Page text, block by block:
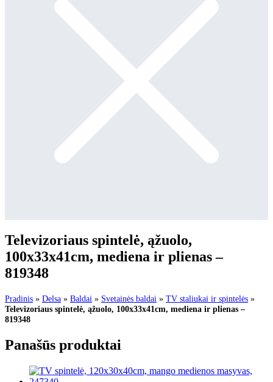
Televizoriaus spintelė, ąžuolo,
100x33x41cm, mediena ir plienas –
819348
Pradinis » Delsa » Baldai » Svetainės baldai » TV staliukai ir spintelės »
Televizoriaus spintelė, ąžuolo, 100x33x41cm, mediena ir plienas –
819348
Panašūs produktai